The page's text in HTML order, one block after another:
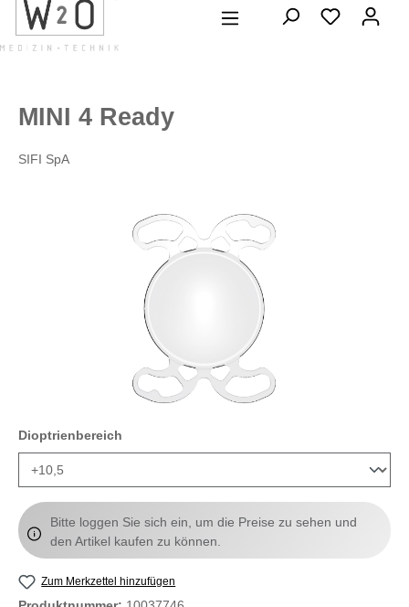
springen
MINI 4 Ready
SIFI SpA
Bildergalerie überspringen
Dioptrienbereich
Bitte loggen Sie sich ein, um die Preise zu sehen und
den Artikel kaufen zu können.
Zum Merkzettel hinzufügen